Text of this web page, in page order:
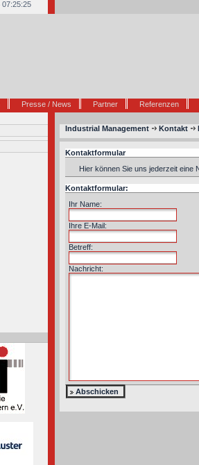
07:25:25
Presse / News Partner Referenzen
Industrial Management Kontakt
Kontaktformular
Hier können Sie uns jederzeit eine
Kontaktformular:
Ihr Name:
Ihre E-Mail:
Betreff:
Nachricht:
Abschicken